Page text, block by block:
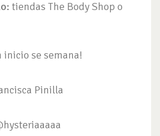
tiendas The Body Shop o
inicio se semana!
Pinilla